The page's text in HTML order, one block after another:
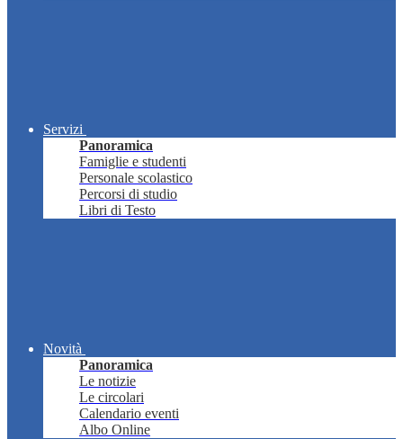
Servizi
Panoramica
Famiglie e studenti
Personale scolastico
Percorsi di studio
Libri di Testo
Novità
Panoramica
Le notizie
Le circolari
Calendario eventi
Albo Online